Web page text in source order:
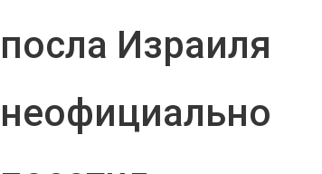
посла Израиля
неофициально